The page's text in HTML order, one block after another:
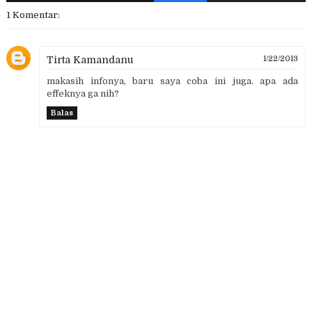
1 Komentar:
Tirta Kamandanu 1/22/2013
makasih infonya, baru saya coba ini juga. apa ada
effeknya ga nih?
Balas